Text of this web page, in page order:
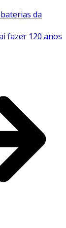
da
fazer 120 anos